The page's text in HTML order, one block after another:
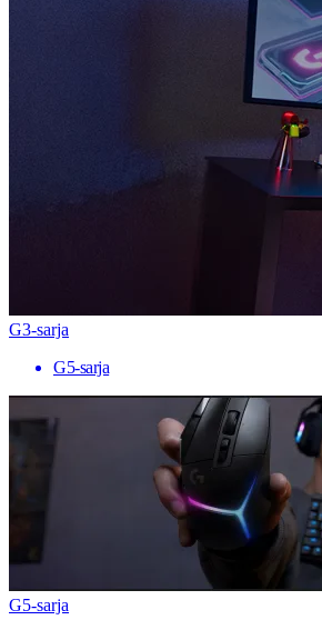
G3-sarja
G5-sarja
G5-sarja